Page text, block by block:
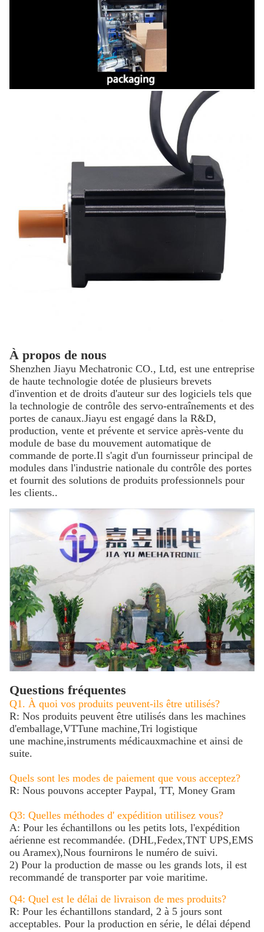
À propos de nous
Shenzhen Jiayu Mechatronic CO., Ltd, est une entreprise
de haute technologie dotée de plusieurs brevets
d'invention et de droits d'auteur sur des logiciels tels que
la technologie de contrôle des servo-entraînements et des
portes de canaux.Jiayu est engagé dans la R&D,
production, vente et prévente et service après-vente du
module de base du mouvement automatique de
commande de porte.Il s'agit d'un fournisseur principal de
modules dans l'industrie nationale du contrôle des portes
et fournit des solutions de produits professionnels pour
les clients..
Questions fréquentes
Q1. À quoi vos produits peuvent-ils être utilisés?
R: Nos produits peuvent être utilisés dans les machines
d'emballage,VTTune machine,Tri logistique
une machine,instruments médicauxmachine et ainsi de
suite.
Quels sont les modes de paiement que vous acceptez?
R: Nous pouvons accepter Paypal, TT, Money Gram
Q3: Quelles méthodes d' expédition utilisez vous?
A: Pour les échantillons ou les petits lots, l'expédition
aérienne est recommandée. (DHL,Fedex,TNT UPS,EMS
ou Aramex),Nous fournirons le numéro de suivi.
2) Pour la production de masse ou les grands lots, il est
recommandé de transporter par voie maritime.
Q4: Quel est le délai de livraison de mes produits?
R: Pour les échantillons standard, 2 à 5 jours sont
acceptables. Pour la production en série, le délai dépend